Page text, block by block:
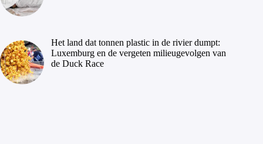
Het land dat tonnen plastic in de rivier dumpt:
Luxemburg en de vergeten milieugevolgen van
de Duck Race